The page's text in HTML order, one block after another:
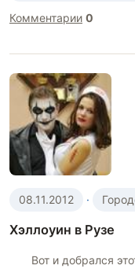
Комментарии 0
08.11.2012 ·
Хэллоуин в Рузе
Вот и добрался